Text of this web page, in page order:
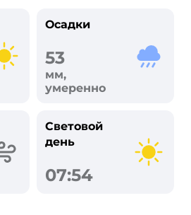
Осадки
53
мм,
умеренно
Световой
день
07:54